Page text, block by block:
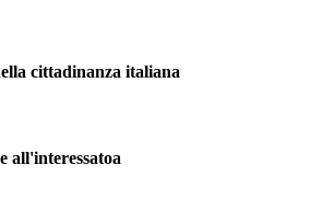
cittadinanza italiana
all'interessatoa